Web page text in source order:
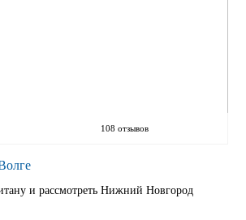
108 отзывов
и рассмотреть Нижний Новгород